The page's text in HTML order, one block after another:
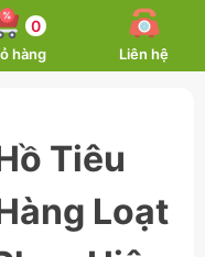
0
hàng Liên hệ
Tiêu
Loạt